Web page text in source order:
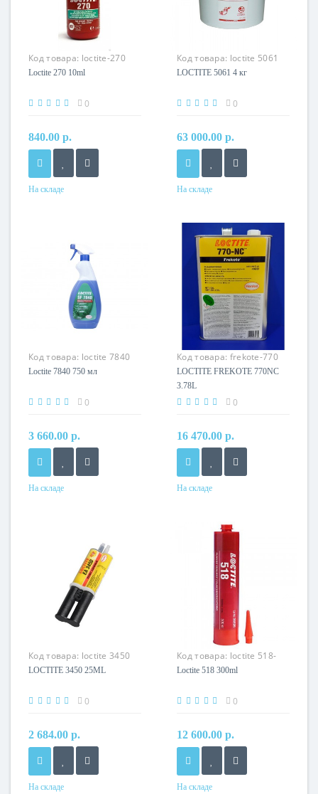
Код товара: loctite-270
50ml
Loctite 270 10ml
0
840.00 р.
На складе
Код товара: loctite 5061
LOCTITE 5061 4 кг
0
63 000.00 р.
На складе
Код товара: loctite 7840
750 мл
Loctite 7840 750 мл
0
3 660.00 р.
На складе
Код товара: frekote-770
NC 3.78L
LOCTITE FREKOTE 770NC
3.78L
0
16 470.00 р.
На складе
Код товара: loctite 3450
LOCTITE 3450 25ML
0
2 684.00 р.
На складе
Код товара: loctite 518-
300
Loctite 518 300ml
0
12 600.00 р.
На складе